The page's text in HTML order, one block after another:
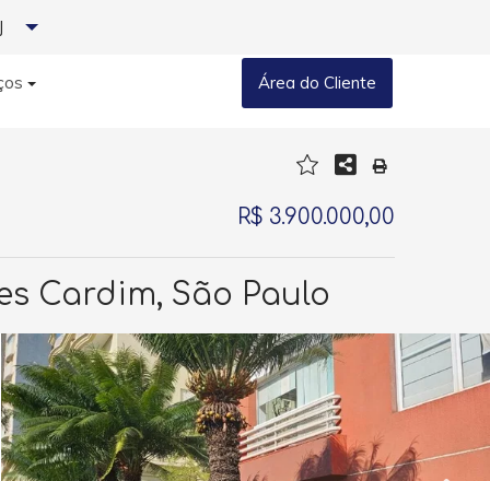
Área do Cliente
R$ 3.900.000,00
Cardim, São Paulo